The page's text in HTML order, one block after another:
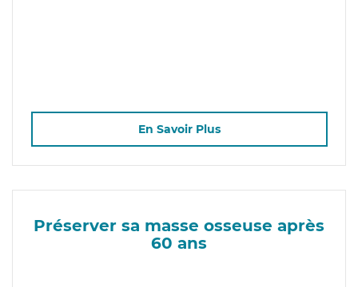
En Savoir Plus
Préserver sa masse osseuse après
60 ans